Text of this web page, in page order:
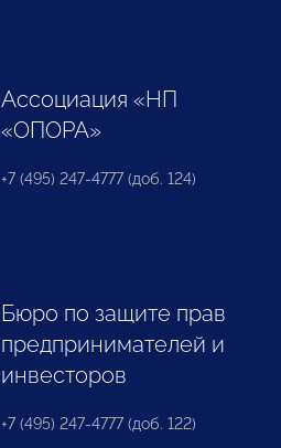
Ассоциация «НП
«ОПОРА»
+7 (495) 247-4777 (доб. 124)
Бюро по защите прав
предпринимателей и
инвесторов
+7 (495) 247-4777 (доб. 122)